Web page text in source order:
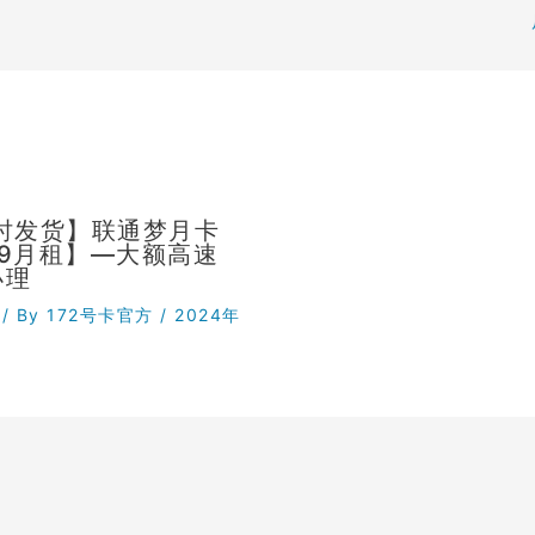
发货】联通梦月卡
月租】—大额高速
/ By172号卡官方 / 2024年